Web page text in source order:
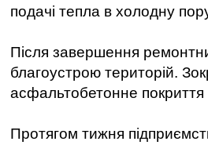
подачі тепла в холодну
Після завершення
благоустрою територій.
асфальтобетонне
Протягом тижня